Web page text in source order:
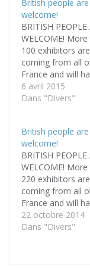
British people are
welcome!
BRITISH PEOPLE
WELCOME!
100 exhibitors are
coming from all
France and will
talk to visitors
their region, their
They can give
about how to use
conserve their
and wines.
the wine growers
referenced…
6 avril 2015
Dans "Divers"
British people are
welcome!
BRITISH PEOPLE
WELCOME!
220 exhibitors are
coming from all
France and will
talk to visitors
their region, their
22 octobre 2014
Dans "Divers"